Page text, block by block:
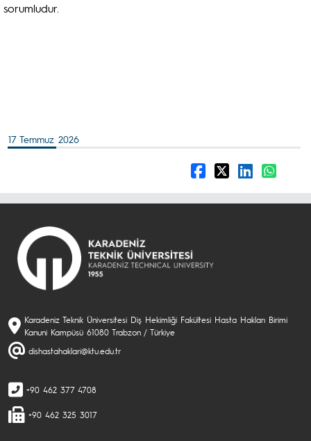
sorumludur.
17 Temmuz 2026
Karadeniz Teknik Üniversitesi Diş Hekimliği Fakültesi Hasta Hakları Birimi
Kanuni Kampüsü 61080 Trabzon / Türkiye
dishastahaklari@ktu.edu.tr
+90 462 377 4708
+90 462 325 3017